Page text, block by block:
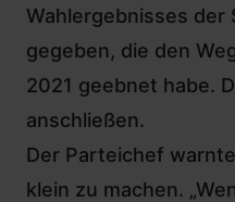
Wahlergebnisses der
gegeben, die den
2021 geebnet habe.
anschließen.
Der Parteichef
klein zu machen.